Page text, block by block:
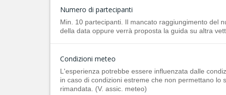
Numero di partecipanti
Min. 10 partecipanti. Il mancato raggiungimento del
della data oppure verrà proposta la guida su altra
Condizioni meteo
L'esperienza potrebbe essere influenzata dalle
in caso di condizioni estreme che non permettano
rimandata. (V. assic. meteo)